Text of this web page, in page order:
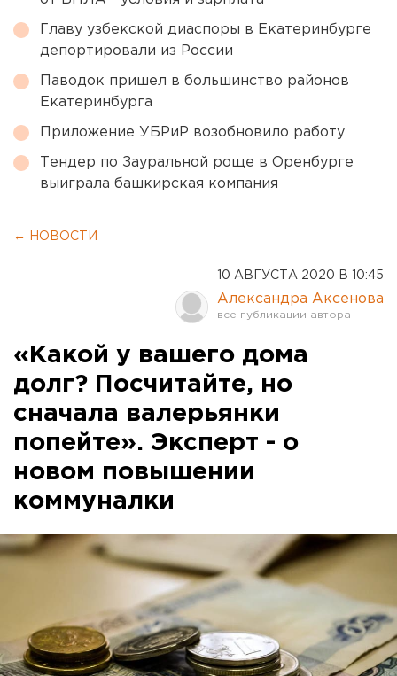
Главу узбекской диаспоры в Екатеринбурге
депортировали из России
Паводок пришел в большинство районов
Екатеринбурга
Приложение УБРиР возобновило работу
Тендер по Зауральной роще в Оренбурге
выиграла башкирская компания
← НОВОСТИ
10 АВГУСТА 2020 В 10:45
Александра Аксенова
«Какой у вашего дома
долг? Посчитайте, но
сначала валерьянки
попейте». Эксперт - о
новом повышении
коммуналки